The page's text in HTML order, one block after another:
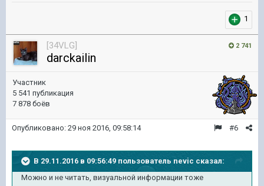
1
2 741
[34VLG]
darckailin
Участник
5 541 публикация
7 878 боёв
#6
Опубликовано: 29 ноя 2016, 09:58:14
В 29.11.2016 в 09:56:49 пользователь nevic сказал:
Можно и не читать, визуальной информации тоже